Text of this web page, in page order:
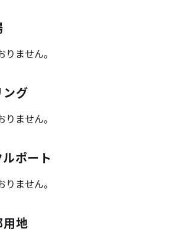
ません。
ング
ません。
ポート
ません。
地